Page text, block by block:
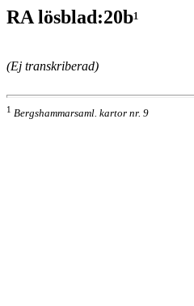
RA lösblad:20b¹
(Ej transkriberad)
1 Bergshammarsaml. kartor nr. 9